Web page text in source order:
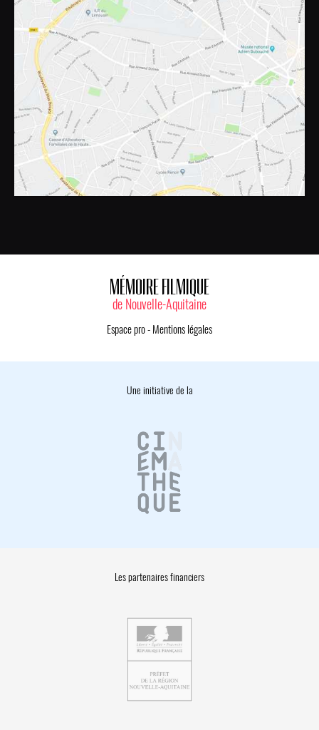
MÉMOIRE FILMIQUE
de Nouvelle-Aquitaine
Espace pro- Mentions légales
Une initiative de la
Les partenaires financiers